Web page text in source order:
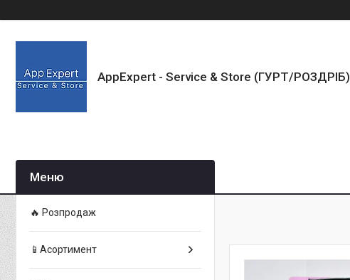
AppExpert - Service & Store (ГУРТ/РОЗДРІБ)
🔥 Розпродаж
📱Асортимент